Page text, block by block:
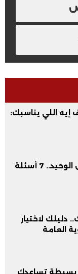
إيه اللي يناسبك:
مجموعك مش هو العامل الوحيد.. 7 أسئلة
لاختيار
العامة
بسيطة تساعدك